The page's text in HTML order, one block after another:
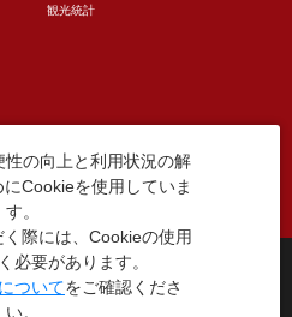
観光統計
広告掲載について
役所観光課
東区東上野4丁目5番6号
03-5246-1151
性の向上と利用状況の解
Cookieを使用していま
す。
際には、Cookieの使用
必要があります。
ついてをご確認くださ
い。